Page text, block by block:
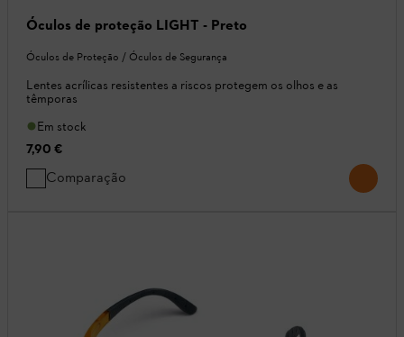
Óculos de proteção LIGHT - Preto
Óculos de Proteção / Óculos de Segurança
Lentes acrílicas resistentes a riscos protegem os olhos e as
têmporas
Em stock
7,90 €
Comparação